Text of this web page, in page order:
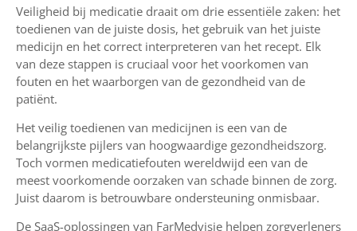
Veiligheid bij medicatie draait om drie essentiële zaken: het
toedienen van de juiste dosis, het gebruik van het juiste
medicijn en het correct interpreteren van het recept. Elk
van deze stappen is cruciaal voor het voorkomen van
fouten en het waarborgen van de gezondheid van de
patiënt.
Het veilig toedienen van medicijnen is een van de
belangrijkste pijlers van hoogwaardige gezondheidszorg.
Toch vormen medicatiefouten wereldwijd een van de
meest voorkomende oorzaken van schade binnen de zorg.
Juist daarom is betrouwbare ondersteuning onmisbaar.
De SaaS-oplossingen van FarMedvisie helpen zorgverleners